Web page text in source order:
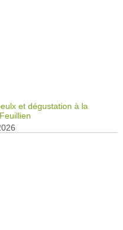
et dégustation à la